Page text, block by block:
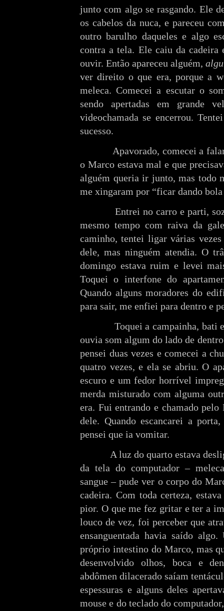
junto com algo se rasgando. Ele
os cabelos da nuca, e pareceu
outro barulho daqueles e algo
contra a tela. Ele caiu da cadeira
ouvir. Então apareceu alguém,
ver direito o que era, porque a
meleca. Comecei a escutar o
sendo apertadas em grande
videochamada se encerrou.
sucesso.
Apavorado, comecei a falar
o Marco estava mal e que
alguém queria ir junto, mas todo
me xingaram por “ficar dando
Entrei no carro e parti,
mesmo tempo com raiva da
caminho, tentei ligar várias
dele, mas ninguém atendia. O
domingo estava ruim e levei
Toquei o interfone do
Quando alguns moradores do
para sair, me enfiei para dentro e
Toquei a campainha, bati e
ouvia som algum do lado de
pensei duas vezes e comecei a
quatro vezes, e ela se abriu. O
escuro e um fedor horrível
merda misturado com alguma
era. Fui entrando e chamado
dele. Quando escancarei a
pensei que ia vomitar.
A luz do quarto estava
da tela do computador –
sangue – pude ver o corpo do
cadeira. Com toda certeza,
pior. O que me fez gritar e ter a
louco de vez, foi perceber que
ensanguentada havia saído
próprio intestino do Marco, mas
desenvolvido olhos, boca e
abdômen dilacerado saíam
espessuras e alguns deles
mouse e do teclado do